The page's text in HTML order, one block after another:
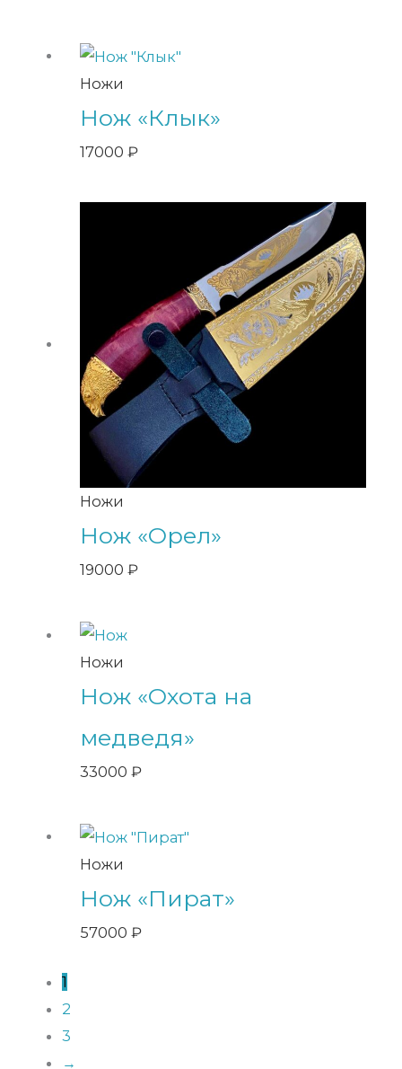
Ножи
Нож «Клык»
17000₽
Ножи
Нож «Орел»
19000₽
Ножи
Нож «Охота на
медведя»
33000₽
Ножи
Нож «Пират»
57000₽
1
2
3
→